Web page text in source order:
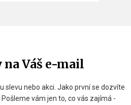
Váš e-mail
slevu nebo akci. Jako první se dozvíte
vám jen to, co vás zajímá -